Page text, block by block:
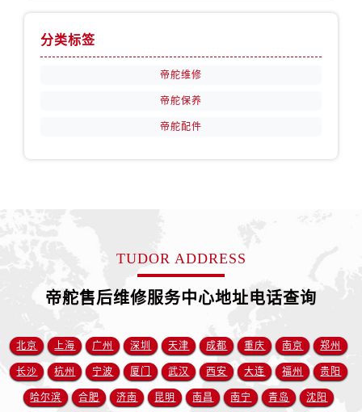
新疆维吾尔自治区伊宁市解放西路帝舵售后服务中心（需提前预约）
四川省广元市利州区老城南北街、东大街帝舵售后服务中心（需提前预约）
四川省乐山市市中区嘉定中路帝舵售后服务中心（需提前预约）
四川省凉山州市西昌市大巷口下街帝舵售后服务中心（需提前预约）
分类标签
帝舵维修
帝舵保养
帝舵配件
TUDOR ADDRESS
帝舵售后维修服务中心地址电话查询
北京 上海 广州 深圳 天津 成都 重庆 南京 郑州
长沙 杭州 宁波 厦门 武汉 西安 大连 福州 贵阳
哈尔滨 合肥 济南 昆明 南昌 南宁 青岛 沈阳